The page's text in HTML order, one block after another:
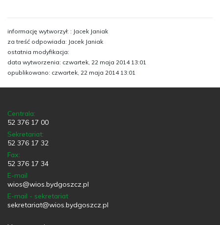
informację wytworzył: : Jacek Janiak
za treść odpowiada: Jacek Janiak
ostatnia modyfikacja:
data wytworzenia: czwartek, 22 maja 2014 13:01
opublikowano: czwartek, 22 maja 2014 13:01
Centrala:
52 376 17 00
Sekretariat:
52 376 17 32
Fax:
52 376 17 34
E-mail
wios@wios.bydgoszcz.pl
E-mail - sekretariat
sekretariat@wios.bydgoszcz.pl